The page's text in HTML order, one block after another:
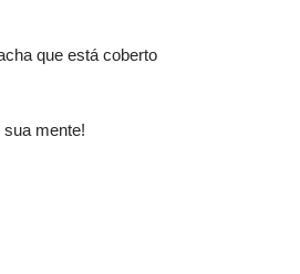
que está coberto
mente!